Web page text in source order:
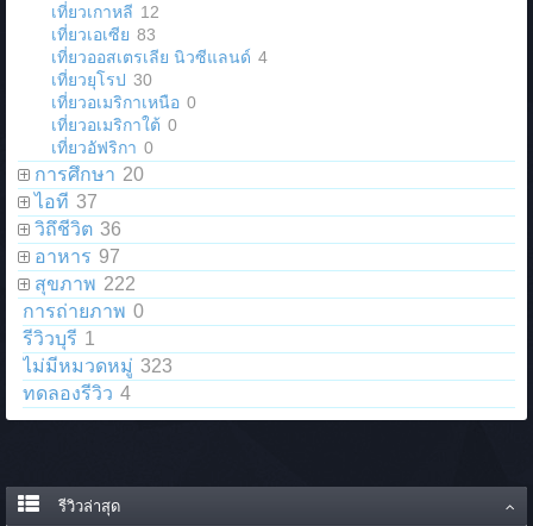
เที่ยวเกาหลี 12
เที่ยวเอเซีย 83
เที่ยวออสเตรเลีย นิวซีแลนด์ 4
เที่ยวยุโรป 30
เที่ยวอเมริกาเหนือ 0
เที่ยวอเมริกาใต้ 0
เที่ยวอัฟริกา 0
การศึกษา 20
ไอที 37
วิถึชีวิต 36
อาหาร 97
สุขภาพ 222
การถ่ายภาพ 0
รีวิวบุรี 1
ไม่มีหมวดหมู่ 323
ทดลองรีวิว 4
รีวิวล่าสุด